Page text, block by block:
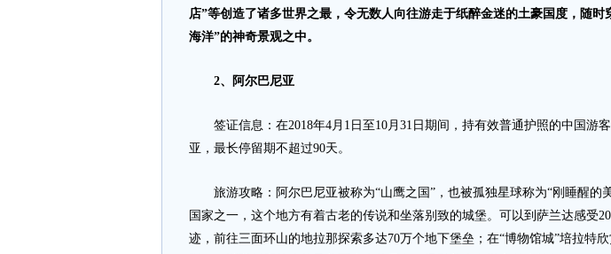
店”等创造了诸多世界之最，令无数人向往游走于纸醉金迷的土豪国度，随时
海洋”的神奇景观之中。
2、阿尔巴尼亚
签证信息：在2018年4月1日至10月31日期间，持有效普通护照的中国游
亚，最长停留期不超过90天。
旅游攻略：阿尔巴尼亚被称为“山鹰之国”，也被孤独星球称为“刚睡醒的
国家之一，这个地方有着古老的传说和坐落别致的城堡。可以到萨兰达感受
迹，前往三面环山的地拉那探索多达70万个地下堡垒；在“博物馆城”培拉特